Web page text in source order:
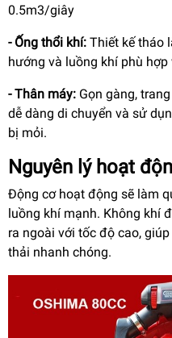
0.5m3/giây
- Ống thổi khí: Thiết kế tháo
hướng và luồng khí phù
- Thân máy: Gọn gàng,
dễ dàng di chuyển và sử
bị mỏi.
Nguyên lý hoạt
Động cơ hoạt động sẽ làm
luồng khí mạnh. Không khí
ra ngoài với tốc độ cao,
thải nhanh chóng.